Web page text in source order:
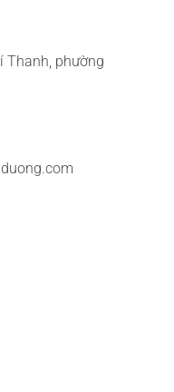
Thanh, phường